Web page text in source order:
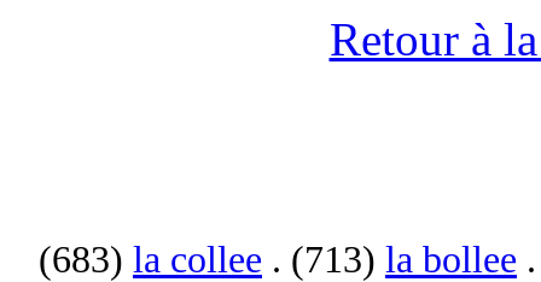
Retour à
(683) la collee . (713) la bollee